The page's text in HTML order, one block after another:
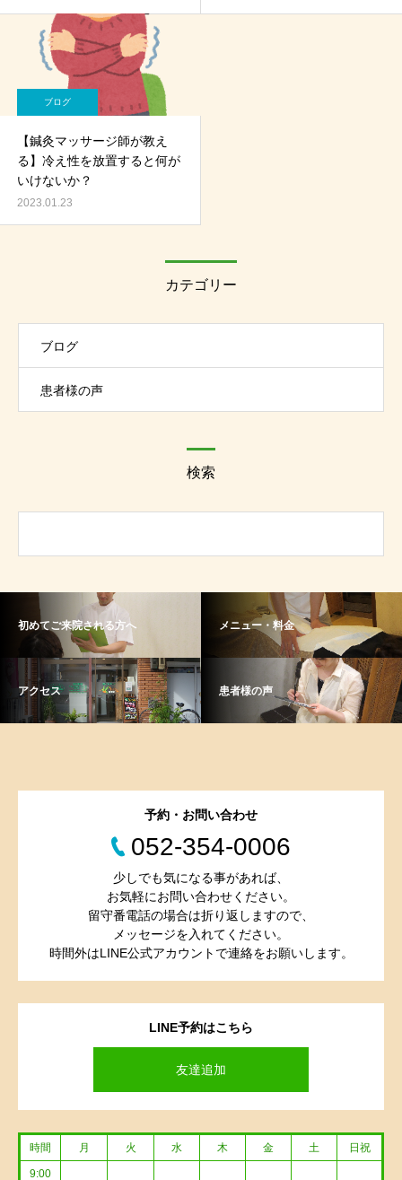
ブログ
【鍼灸マッサージ師が教え
る】冷え性を放置すると何が
いけないか？
2023.01.23
カテゴリー
ブログ
患者様の声
検索
初めてご来院される方へ メニュー・料金
アクセス 患者様の声
LINE予約はこちら
友達追加
予約・お問い合わせ
052-354-0006
少しでも気になる事があれば、
お気軽にお問い合わせください。
留守番電話の場合は折り返しますので、
メッセージを入れてください。
時間外はLINE公式アカウントで連絡をお願いします。
時間 月 火 水 木 金 土 日祝
9:00